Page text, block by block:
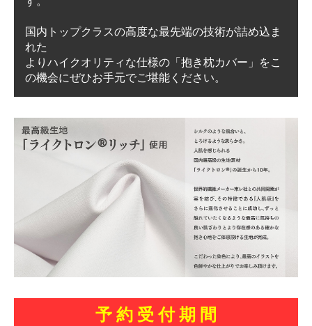
国内トップクラスの高度な最先端の技術が詰め込ま
れた
よりハイクオリティな仕様の「抱き枕カバー」をこ
の機会にぜひお手元でご堪能ください。
予 約 受 付 期 間